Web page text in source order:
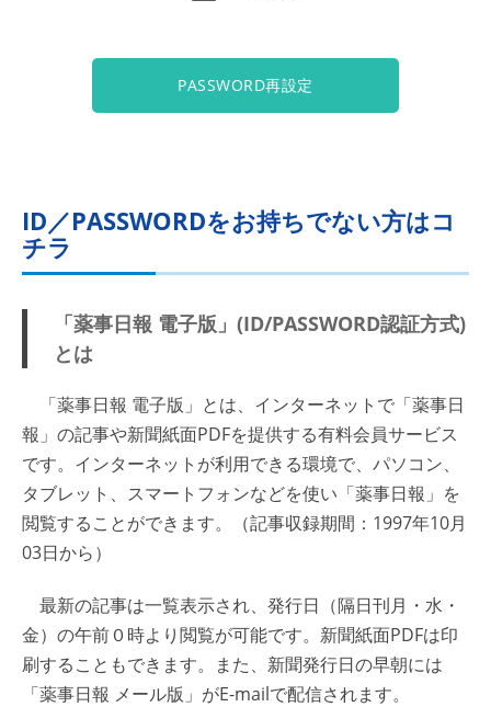
PASSWORD再設定
ID／PASSWORDをお持ちでない方はコ
チラ
「薬事日報 電子版」(ID/PASSWORD認証方式)
とは
「薬事日報 電子版」とは、インターネットで「薬事日
報」の記事や新聞紙面PDFを提供する有料会員サービス
です。インターネットが利用できる環境で、パソコン、
タブレット、スマートフォンなどを使い「薬事日報」を
閲覧することができます。（記事収録期間：1997年10月
03日から）
最新の記事は一覧表示され、発行日（隔日刊月・水・
金）の午前０時より閲覧が可能です。新聞紙面PDFは印
刷することもできます。また、新聞発行日の早朝には
「薬事日報 メール版」がE-mailで配信されます。